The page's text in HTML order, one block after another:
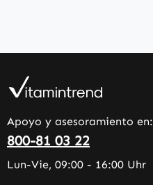
Apoyo y asesoramiento en:
800-81 03 22
Lun-Vie, 09:00 - 16:00 Uhr